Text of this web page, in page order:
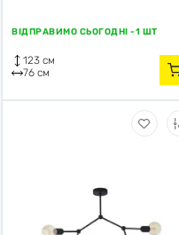
ВІДПРАВИМО СЬОГОДНІ -1 ШТ
123 см
76 см